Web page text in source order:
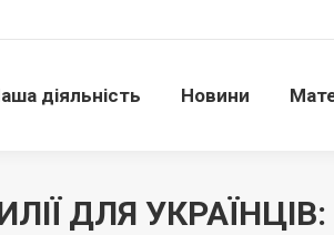
діяльність Новини
ДЛЯ
діяльність Новини